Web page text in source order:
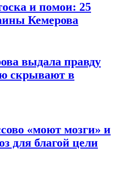
и помои: 25
Кемерова
выдала правду
скрывают в
«моют мозги» и
для благой цели